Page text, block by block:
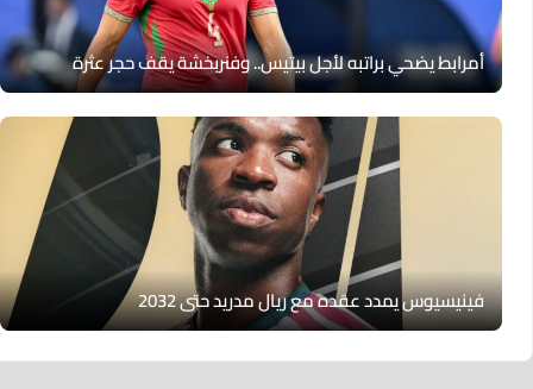
أمرابط يضحي براتبه لأجل بيتيس.. وفنربخشة يقف حجر عثرة
فينيسيوس يمدد عقده مع ريال مدريد حتى 2032